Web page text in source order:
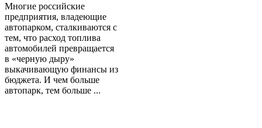
Многие российские
предприятия, владеющие
автопарком, сталкиваются с
тем, что расход топлива
автомобилей превращается
в «черную дыру»
выкачивающую финансы из
бюджета. И чем больше
автопарк, тем больше ...